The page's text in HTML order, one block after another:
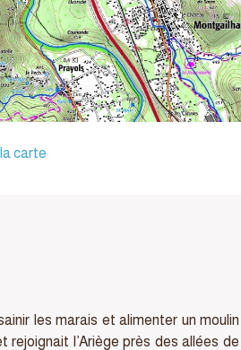
carte
les marais et alimenter un moulin
rejoignait l’Ariège près des allées de